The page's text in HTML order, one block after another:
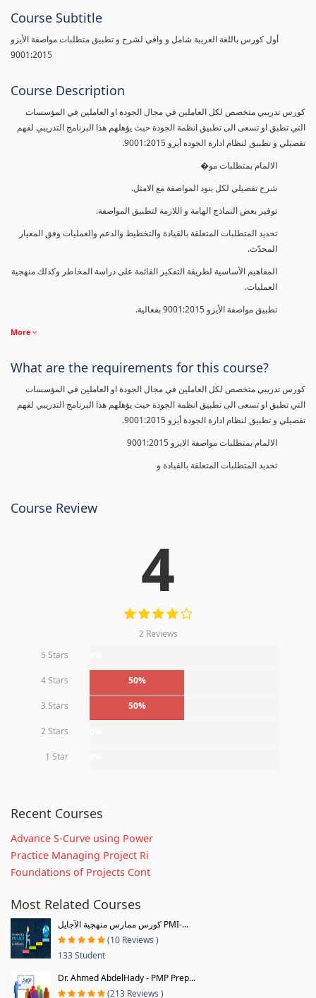
Course Subtitle
أول كورس باللغة العربية شامل و وافي لشرح و تطبيق متطلبات مواصفة الأيزو
9001:2015
Course Description
كورس تدريبي متخصص لكل العاملين في مجال الجودة او العاملين في المؤسسات
التي تطبق او تسعى الى تطبيق انظمة الجودة حيث يؤهلهم هذا البرنامج التدريبي لفهم
تفصيلي و تطبيق لنظام ادارة الجودة أيزو 9001:2015.
الالمام بمتطلبات مو�
شرح تفصيلي لكل بنود المواصفة مع الامثل.
توفير بعض النماذج الهامة و اللازمة لتطبيق المواصفة.
تحديد المتطلبات المتعلقة بالقيادة والتخطيط والدعم والعمليات وفق المعيار
المحدّث.
المفاهيم الأساسية لطريقة التفكير القائمة على دراسة المخاطر وكذلك منهجية
العمليات.
تطبيق مواصفة الأيزو 9001:2015 بفعالية.
More
What are the requirements for this course?
كورس تدريبي متخصص لكل العاملين في مجال الجودة او العاملين في المؤسسات
التي تطبق او تسعى الى تطبيق انظمة الجودة حيث يؤهلهم هذا البرنامج التدريبي لفهم
تفصيلي و تطبيق لنظام ادارة الجودة أيزو 9001:2015.
الالمام بمتطلبات مواصفة الايزو 9001:2015
تحديد المتطلبات المتعلقة بالقيادة و
Course Review
4
2 Reviews
5 Stars
4 Stars 50%
3 Stars 50%
2 Stars
1 Star
Recent Courses
Advance S-Curve using Power
Practice Managing Project Ri
Foundations of Projects Cont
Most Related Courses
كورس ممارس منهجية الآجايل PMI-...
(10 Reviews )
133 Student
Dr. Ahmed AbdelHady - PMP Prep...
(213 Reviews )